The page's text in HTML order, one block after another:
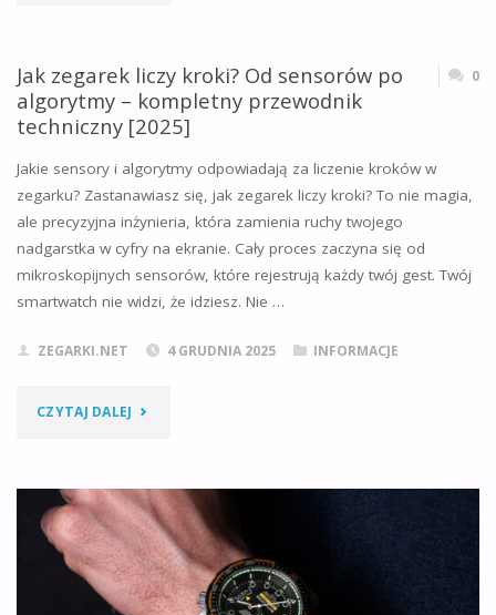
ZAAWANSOWANYCH"
SPORTOWY
DLA
WYBRAĆ?
KOMPLETNY
PORADNIK
Jak zegarek liczy kroki? Od sensorów po
algorytmy – kompletny przewodnik
techniczny [2025]
0
Jakie sensory i algorytmy odpowiadają za liczenie kroków w
zegarku? Zastanawiasz się, jak zegarek liczy kroki? To nie magia,
ale precyzyjna inżynieria, która zamienia ruchy twojego
nadgarstka w cyfry na ekranie. Cały proces zaczyna się od
mikroskopijnych sensorów, które rejestrują każdy twój gest. Twój
smartwatch nie widzi, że idziesz. Nie …
ZEGARKI.NET 4 GRUDNIA 2025 INFORMACJE
CZYTAJ DALEJ "JAK
LICZY
KROKI?
OD